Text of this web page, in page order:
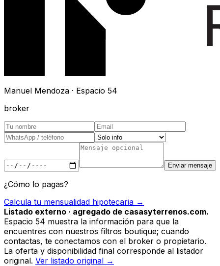
Manuel Mendoza · Espacio 54
broker
Enviar mensaje
¿Cómo lo pagas?
Calcula tu mensualidad hipotecaria →
Listado externo · agregado de casasyterrenos.com.
Espacio 54 muestra la información para que la
encuentres con nuestros filtros boutique; cuando
contactas, te conectamos con el broker o propietario.
La oferta y disponibilidad final corresponde al listador
original. Ver listado original →